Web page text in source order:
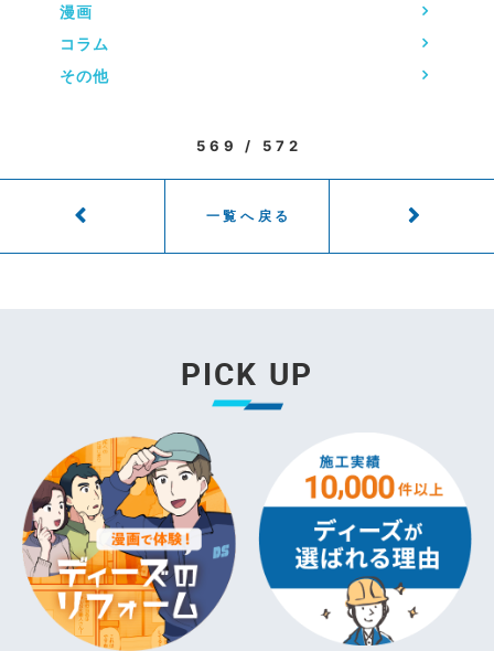
漫画
コラム
その他
569 / 572
一覧へ戻る
PICK UP